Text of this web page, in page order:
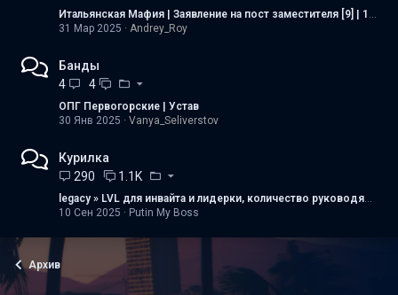
Итальянская Мафия | Заявление на пост заместителя [9] | 1/3
31 Мар 2025
Andrey_Roy
Банды
4
4
ОПГ Первогорские | Устав
30 Янв 2025
Vanya_Seliverstov
Курилка
290
1.1K
legacy » LVL для инвайта и лидерки, количество руководящих рангов
10 Сен 2025
Putin My Boss
Архив